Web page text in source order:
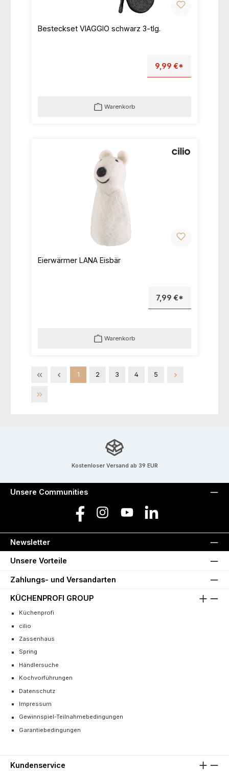
Besteckset VIAGGIO schwarz 3-tlg.
9,99 €*
Warenkorb
Eierwärmer LANA Eisbär
7,99 €*
Warenkorb
Seite
1 Seite
2 Seite
3 Seite
4 Seite
5
Kostenloser Versand ab 39 EUR
Unsere Communities
Facebook Instagram YouTube LinkedIn
Newsletter
Unsere Vorteile
Zahlungs- und Versandarten
KÜCHENPROFI GROUP
Küchenprofi
cilio
Zassenhaus
Spring
Händlersuche
Kochvorführungen
Datenschutz
Impressum
Gewinnspiel-Teilnahmebedingungen
Garantiebedingungen
Kundenservice